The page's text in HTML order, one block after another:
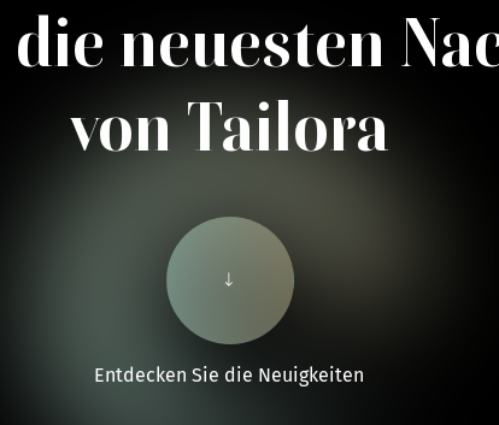
die neuesten
von Tailora
Entdecken Sie die Neuigkeiten